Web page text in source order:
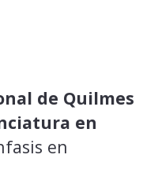
de Quilmes
en
en